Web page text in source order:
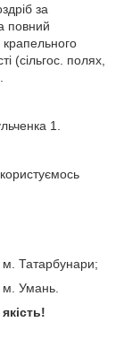
за
повний
крапельного
(сільгос. полях,
1.
Татарбунари;
Умань.